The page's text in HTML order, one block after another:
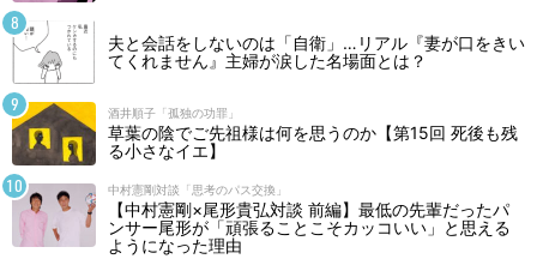
夫と会話をしないのは「自衛」…リアル『妻が口をきい
てくれません』主婦が涙した名場面とは？
酒井順子「孤独の功罪」
草葉の陰でご先祖様は何を思うのか【第15回 死後も残
る小さなイエ】
中村憲剛対談「思考のパス交換」
【中村憲剛×尾形貴弘対談 前編】最低の先輩だったパ
ンサー尾形が「頑張ることこそカッコいい」と思える
ようになった理由